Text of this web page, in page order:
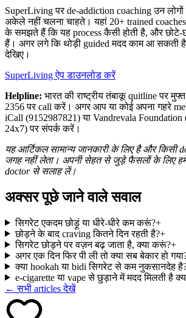
SuperLiving पर de-addiction coaching उन लोगों
अकेले नहीं चलना चाहते। यहां 20+ trained coaches
के समझते हैं कि यह process कैसी होती है, और
हैं। अगर लगे कि थोड़ी guided मदद काम आ सकती
देखिए।
SuperLiving ऐप डाउनलोड करें
Helpline: भारत की राष्ट्रीय तंबाकू quitline पर
2356 पर call करें। अगर आप या कोई अपना गहरे
iCall (9152987821) या Vandrevala Foundation
24x7) पर संपर्क करें।
यह आर्टिकल सामान्य जानकारी के लिए है और किसी
जगह नहीं लेता। अपनी सेहत से जुड़े फैसलों के लिए
doctor से सलाह लें।
अक्सर पूछे जाने वाले सवाल
सिगरेट एकदम छोड़ूं या धीरे-धीरे कम करूं?+
छोड़ने के बाद craving कितने दिन रहती है?+
सिगरेट छोड़ने पर वज़न बढ़ जाता है, क्या करूं?+
अगर एक दिन फिर पी ली तो क्या सब बेकार हो
क्या hookah या bidi सिगरेट से कम नुकसानदेह
e-cigarette या vape से छुड़ाने में मदद मिलती है
← सभी articles देखें